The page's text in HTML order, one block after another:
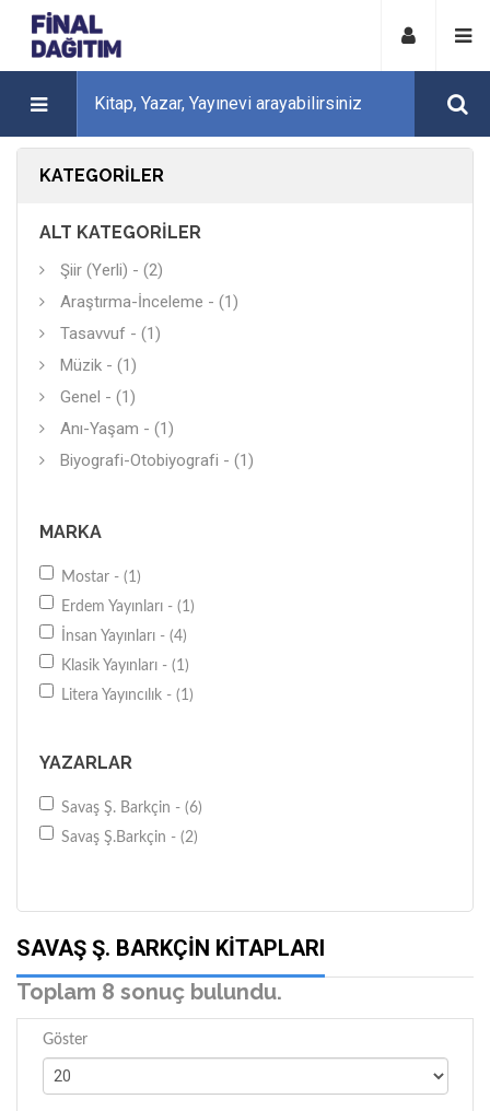
KATEGORILER
ALT KATEGORILER
Şiir (Yerli) - (2)
Araştırma-İnceleme - (1)
Tasavvuf - (1)
Müzik - (1)
Genel - (1)
Anı-Yaşam - (1)
Biyografi-Otobiyografi - (1)
MARKA
Mostar - (1)
Erdem Yayınları - (1)
İnsan Yayınları - (4)
Klasik Yayınları - (1)
Litera Yayıncılık - (1)
YAZARLAR
Savaş Ş. Barkçin - (6)
Savaş Ş.Barkçin - (2)
SAVAŞ Ş. BARKÇIN KITAPLARI
Toplam 8 sonuç bulundu.
Göster